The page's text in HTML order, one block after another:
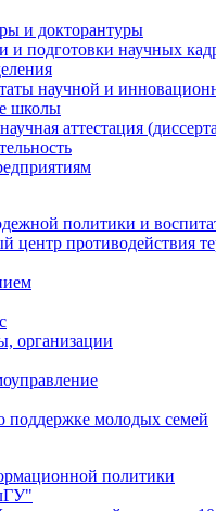
и докторантуры
и подготовки научных
научной и
школы
аттестация
политики и
центр противодействия
организации
поддержке молодых семей
политики